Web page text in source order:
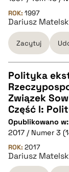
pobierz cytat
BIBTEX
pobierz cytat
ROK: 1997
Dariusz
Zacytuj
CZYSTY
pobierz cytat
BIBTEX
Polityka
Związek
Część I:
Opublikowano w:
2017 / Numer 3
ROK: 2017
Dariusz